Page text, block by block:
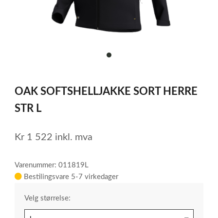
item
of
1
OAK SOFTSHELLJAKKE SORT HERRE
STR L
Kr 1 522 inkl. mva
Varenummer: 011819L
Bestilingsvare 5-7 virkedager
Velg størrelse: